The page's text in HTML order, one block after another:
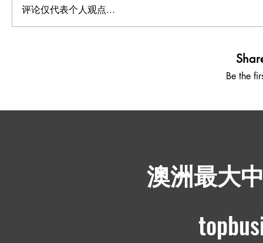
评论仅代表个人观点...
Be the
澳洲最大